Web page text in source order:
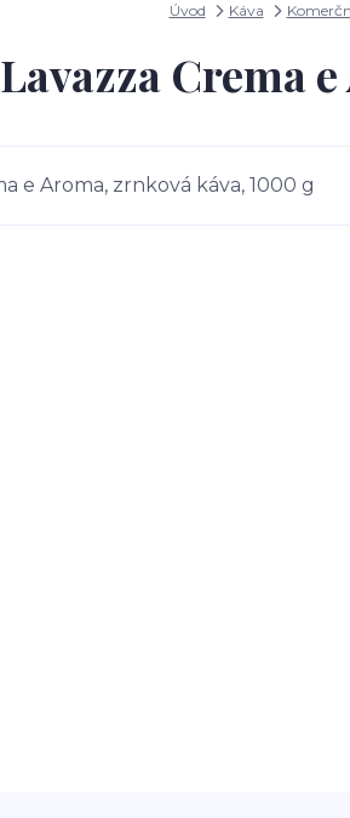
Úvod Káva
Lavazza Crema